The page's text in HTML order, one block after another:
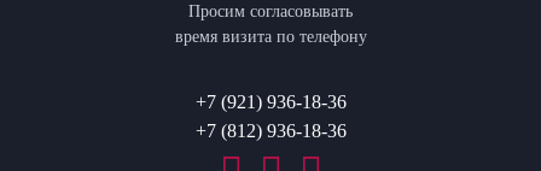
Просим согласовывать
время визита по телефону
+7 (921) 936-18-36
+7 (812) 936-18-36